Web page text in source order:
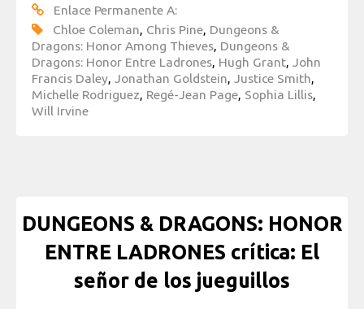
Enlace Permanente A:
Chloe Coleman, Chris Pine, Dungeons &
Dragons: Honor Among Thieves, Dungeons &
Dragons: Honor Entre Ladrones, Hugh Grant, John
Francis Daley, Jonathan Goldstein, Justice Smith,
Michelle Rodriguez, Regé-Jean Page, Sophia Lillis,
Will Irvine
DUNGEONS & DRAGONS: HONOR
ENTRE LADRONES crítica: El
señor de los jueguillos